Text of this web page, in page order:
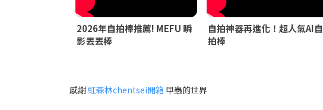
2026年自拍棒推薦! MEFU 瞬
影丟丟棒
自拍神器再進化！超人氣AI自
拍棒
感謝虹森林chentsei開箱 甲蟲的世界